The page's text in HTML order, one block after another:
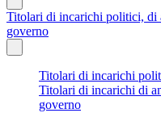
Titolari di incarichi politici, di
governo
Titolari di incarichi
Titolari di incarichi di
governo